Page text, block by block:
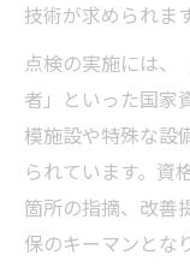
報告書提出
消防設
ント
消防設
意事項
消防設
理法
技術が求められま
点検の実施には、
者」といった国家
模施設や特殊な設
られています。資
箇所の指摘、改善
保のキーマンとな